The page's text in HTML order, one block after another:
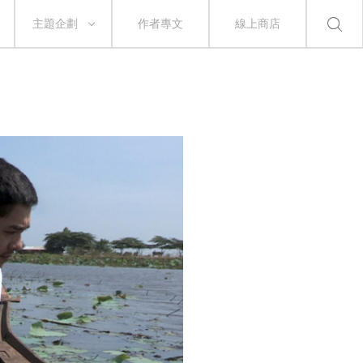
主題企劃 作者專文 線上商店